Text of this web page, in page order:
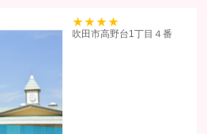
プライバシーポリシーに準拠して提供さ
ス」といいます）の利用企業・団体等
す）および本サービスをご利用になる方
）のプライバシーを尊重し、ユーザーの
払い、これを取扱うものとします。
39
吹田市高野台1丁目４番